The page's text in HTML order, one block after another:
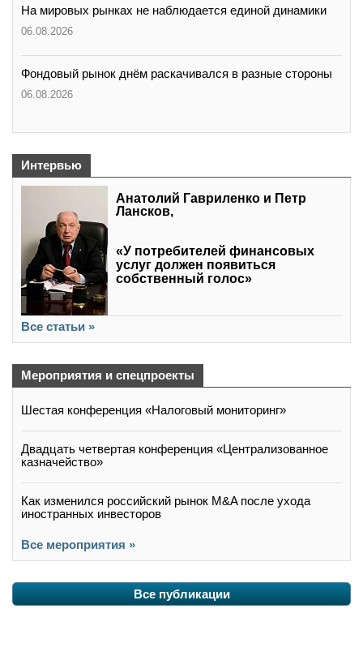
На мировых рынках не наблюдается единой динамики
06.08.2026
Фондовый рынок днём раскачивался в разные стороны
06.08.2026
Интервью
Анатолий Гавриленко и Петр
Лансков,
«У потребителей финансовых
услуг должен появиться
собственный голос»
Все статьи »
Мероприятия и спецпроекты
Шестая конференция «Налоговый мониторинг»
Двадцать четвертая конференция «Централизованное
казначейство»
Как изменился российский рынок M&A после ухода
иностранных инвесторов
Все мероприятия »
Все публикации